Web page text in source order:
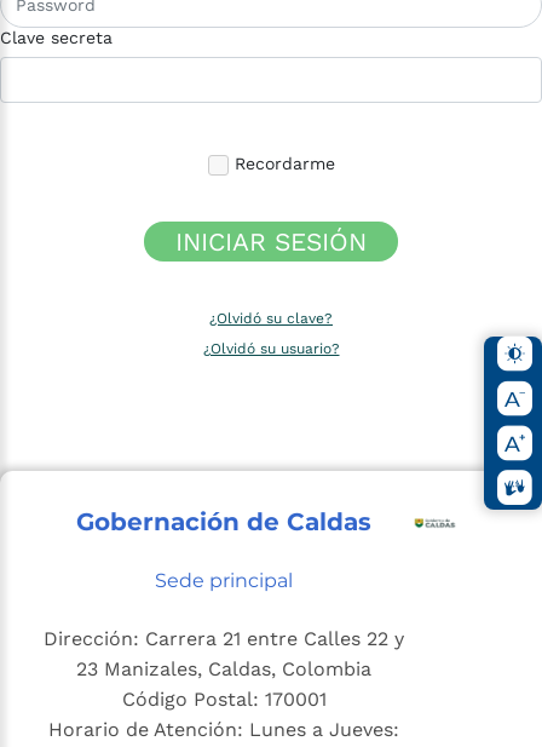
Clave secreta
Recordarme
INICIAR SESIÓN
¿Olvidó su clave?
¿Olvidó su usuario?
Gobernación de Caldas
Sede principal
Dirección: Carrera 21 entre Calles 22 y
23 Manizales, Caldas, Colombia
Código Postal: 170001
Horario de Atención: Lunes a Jueves: